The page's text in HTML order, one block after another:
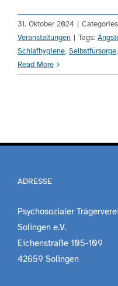
Aktuelles
Jobs
31. Oktober 2024 |
Veranstaltungen | Tags:
Schlafhygiene, Selbstfürsorge,
Read More
ADRESSE
Psychosozialer
Solingen e.V.
Eichenstraße 105-109
42659 Solingen